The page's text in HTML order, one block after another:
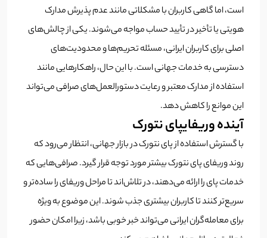
است، اما گاهی کاربران با مشکلاتی مانند عدم پذیرش مدارک
هویتی یا تأخیر در تأیید حساب مواجه می‌شوند. یکی از چالش‌های
اصلی برای کاربران ایرانی، مسئله تحریم‌ها و محدودیت‌های
دسترسی به خدمات جهانی است. با این حال، راهکارهایی مانند
استفاده از مدارک معتبر و رعایت دستورالعمل‌های صرافی می‌تواند
این موانع را کاهش دهد.
آینده وریفایپای نتورک
با گسترش استفاده از پای نتورک در بازار جهانی، انتظار می‌رود که
روند وریفای پای نتورک بیشتر مورد توجه قرار گیرد. صرافی‌هایی که
خدمات پای را ارائه می‌دهند، در تلاش‌اند تا مراحل وریفای را ساده‌تر و
سریع‌تر کنند تا کاربران بیشتری جذب شوند. این موضوع به ویژه
برای معامله‌گران ایرانی می‌تواند خبر خوبی باشد، زیرا امکان حضور